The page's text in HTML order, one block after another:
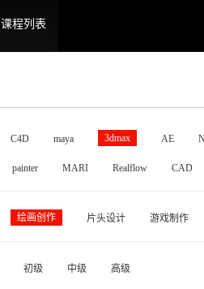
课程列表
C4D maya 3dmax AE
painter MARI Realflow CAD
绘画创作 片头设计 游戏制作
初级 中级 高级